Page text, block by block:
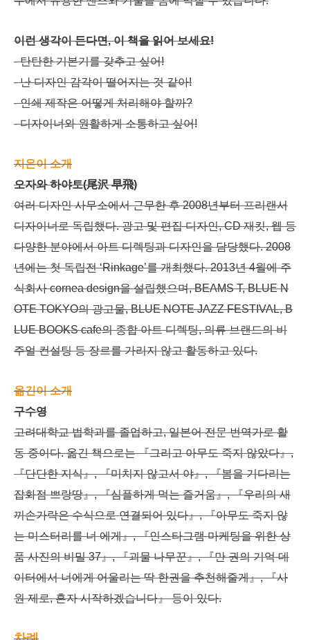
이런 생각이 든다면, 이 책을 읽어 보세요!
- 탄탄한 기본기를 갖추고 싶어!
- 난 디자인 감각이 떨어지는 것 같아!
- 인쇄 제작은 어떻게 처리해야 할까?
- 디자이너와 원활하게 소통하고 싶어!
지은이 소개
오자와 하야토(尾沢 早飛)
여러 디자인 사무소에서 근무한 후 2008년부터 프리랜서
디자이너로 독립했다. 광고 및 편집 디자인, CD 재킷, 웹 등
다양한 분야에서 아트 디렉팅과 디자인을 담당했다. 2008
년에는 첫 독립전 ‘Rinkage’를 개최했다. 2013년 4월에 주
식회사 cornea design을 설립했으며, BEAMS T, BLUE N
OTE TOKYO의 광고물, BLUE NOTE JAZZ FESTIVAL, B
LUE BOOKS cafe의 종합 아트 디렉팅, 의류 브랜드의 비
주얼 컨설팅 등 장르를 가리지 않고 활동하고 있다.
옮긴이 소개
구수영
고려대학교 법학과를 졸업하고, 일본어 전문 번역가로 활
동 중이다. 옮긴 책으로는 『그리고 아무도 죽지 않았다』,
『단단한 지식』, 『미치지 않고서 야』, 『봄을 기다리는
잡화점 쁘랑땅』, 『심플하게 먹는 즐거움』, 『우리의 새
끼손가락은 수식으로 연결되어 있다』, 『아무도 죽지 않
는 미스터리를 너 에게』, 『인스타그램 마케팅을 위한 상
품 사진의 비밀 37』, 『괴물 나무꾼』, 『만 권의 기억 데
이터에서 너에게 어울리는 딱 한권을 추천해줄게』, 『사
원 제로, 혼자 시작하겠습니다』 등이 있다.